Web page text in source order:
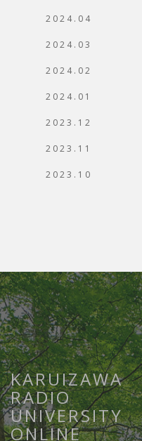
2024.04
2024.03
2024.02
2024.01
2023.12
2023.11
2023.10
KARUIZAWA
RADIO
UNIVERSITY
ONLINE